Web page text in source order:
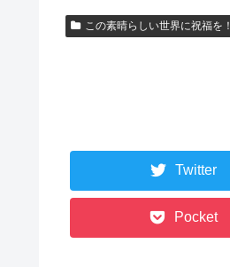
この素晴らしい世界に祝福を！
Twitter
Pocket